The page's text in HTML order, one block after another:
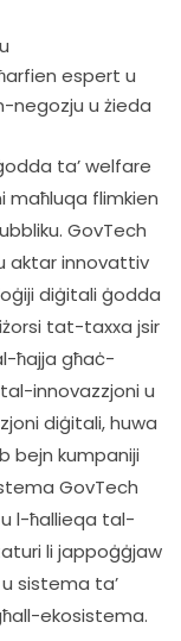
espert u
negozju u żieda
ta’ welfare
flimkien
GovTech
aktar innovattiv
diġitali ġodda
tat-taxxa jsir
ħajja għaċ-
innovazzjoni u
diġitali, huwa
bejn kumpaniji
GovTech
l-ħallieqa tal-
li jappoġġjaw
sistema ta’
ekosistema.